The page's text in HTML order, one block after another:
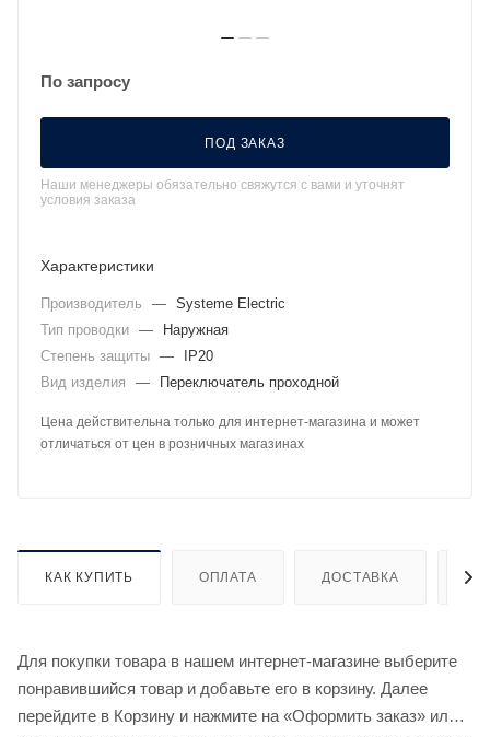
По запросу
ПОД ЗАКАЗ
Наши менеджеры обязательно свяжутся с вами и уточнят
условия заказа
Характеристики
Производитель — Systeme Electric
Тип проводки —
Наружная
Степень защиты —
IP20
Вид изделия
— Переключатель проходной
Цена действительна только для интернет-магазина и может
отличаться от цен в розничных магазинах
КАК КУПИТЬ ОПЛАТА ДОСТАВКА
Для покупки товара в нашем интернет-магазине выберите
понравившийся товар и добавьте его в корзину. Далее
перейдите в Корзину и нажмите на «Оформить заказ» или